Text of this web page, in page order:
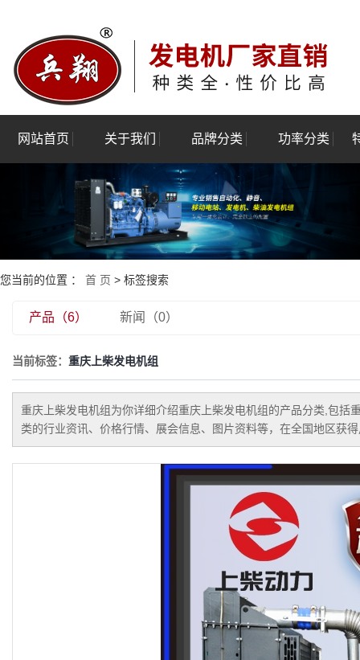
网站首页 关于我们
公司简介
资质荣誉
验厂报告
品牌分类
玉柴发电机组
潍柴发电机组
康明斯发电机组
上海申动发电机组
济柴发电机组
道依茨发电机组
韩国大宇发电机组
沃尔沃发电机组
珀金斯发电机组
功率分类
3kw-100kw
120kw-500kw
550kw-1000kw
您当前的位置 ： 首 页 > 标签搜索
产品（6） 新闻（0）
当前标签： 重庆上柴发电机组
重庆上柴发电机组为你详细介绍重庆上柴发电机组的产品分类,包括
类的行业资讯、价格行情、展会信息、图片资料等，在全国地区获